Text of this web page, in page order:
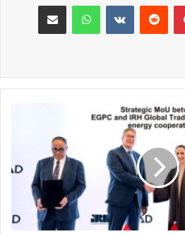
بينتيريست واتساب مشاركة عبر البريد